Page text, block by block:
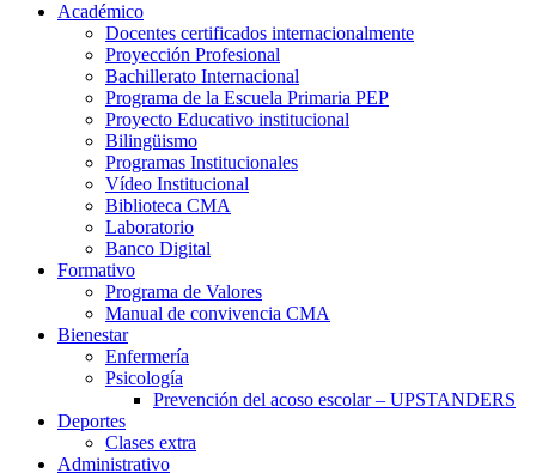
Académico
Docentes certificados internacionalmente
Proyección Profesional
Bachillerato Internacional
Programa de la Escuela Primaria PEP
Proyecto Educativo institucional
Bilingüismo
Programas Institucionales
Vídeo Institucional
Biblioteca CMA
Laboratorio
Banco Digital
Formativo
Programa de Valores
Manual de convivencia CMA
Bienestar
Enfermería
Psicología
Prevención del acoso escolar – UPSTANDERS
Deportes
Clases extra
Administrativo